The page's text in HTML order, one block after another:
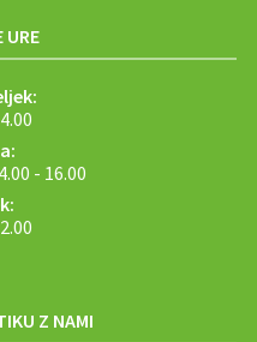
URE
- 16.00
Z NAMI